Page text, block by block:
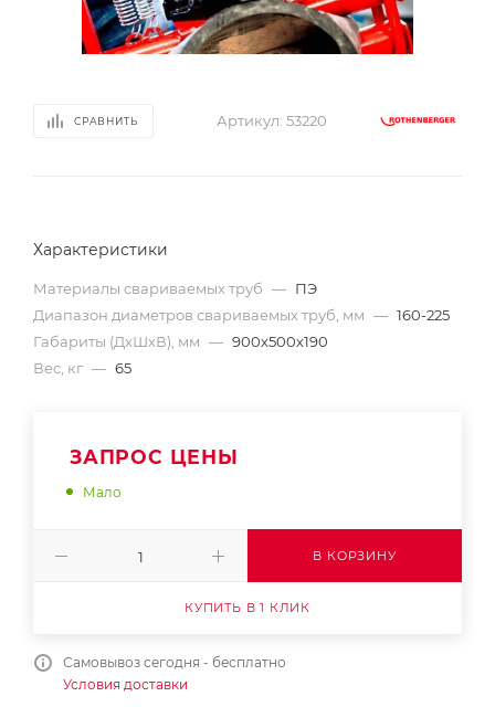
СРАВНИТЬ Артикул: 53220
Характеристики
Материалы свариваемых труб — ПЭ
Диапазон диаметров свариваемых труб, мм — 160-225
Габариты (ДхШхВ), мм — 900х500х190
Вес, кг — 65
ЗАПРОС ЦЕНЫ
Мало
В КОРЗИНУ
КУПИТЬ В 1 КЛИК
Самовывоз сегодня - бесплатно
Условия доставки